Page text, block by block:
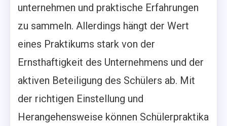
unternehmen und praktische Erfahrungen
zu sammeln. Allerdings hängt der Wert
eines Praktikums stark von der
Ernsthaftigkeit des Unternehmens und der
aktiven Beteiligung des Schülers ab. Mit
der richtigen Einstellung und
Herangehensweise können Schülerpraktika